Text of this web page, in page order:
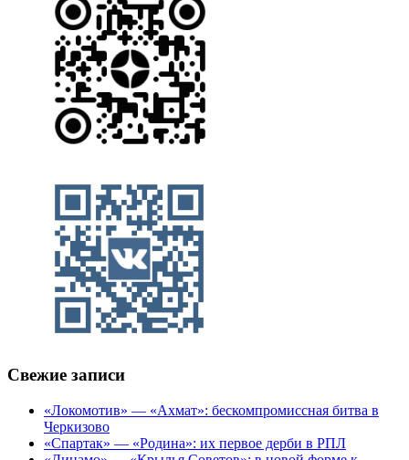
Свежие записи
«Локомотив» — «Ахмат»: бескомпромиссная битва в
Черкизово
«Спартак» — «Родина»: их первое дерби в РПЛ